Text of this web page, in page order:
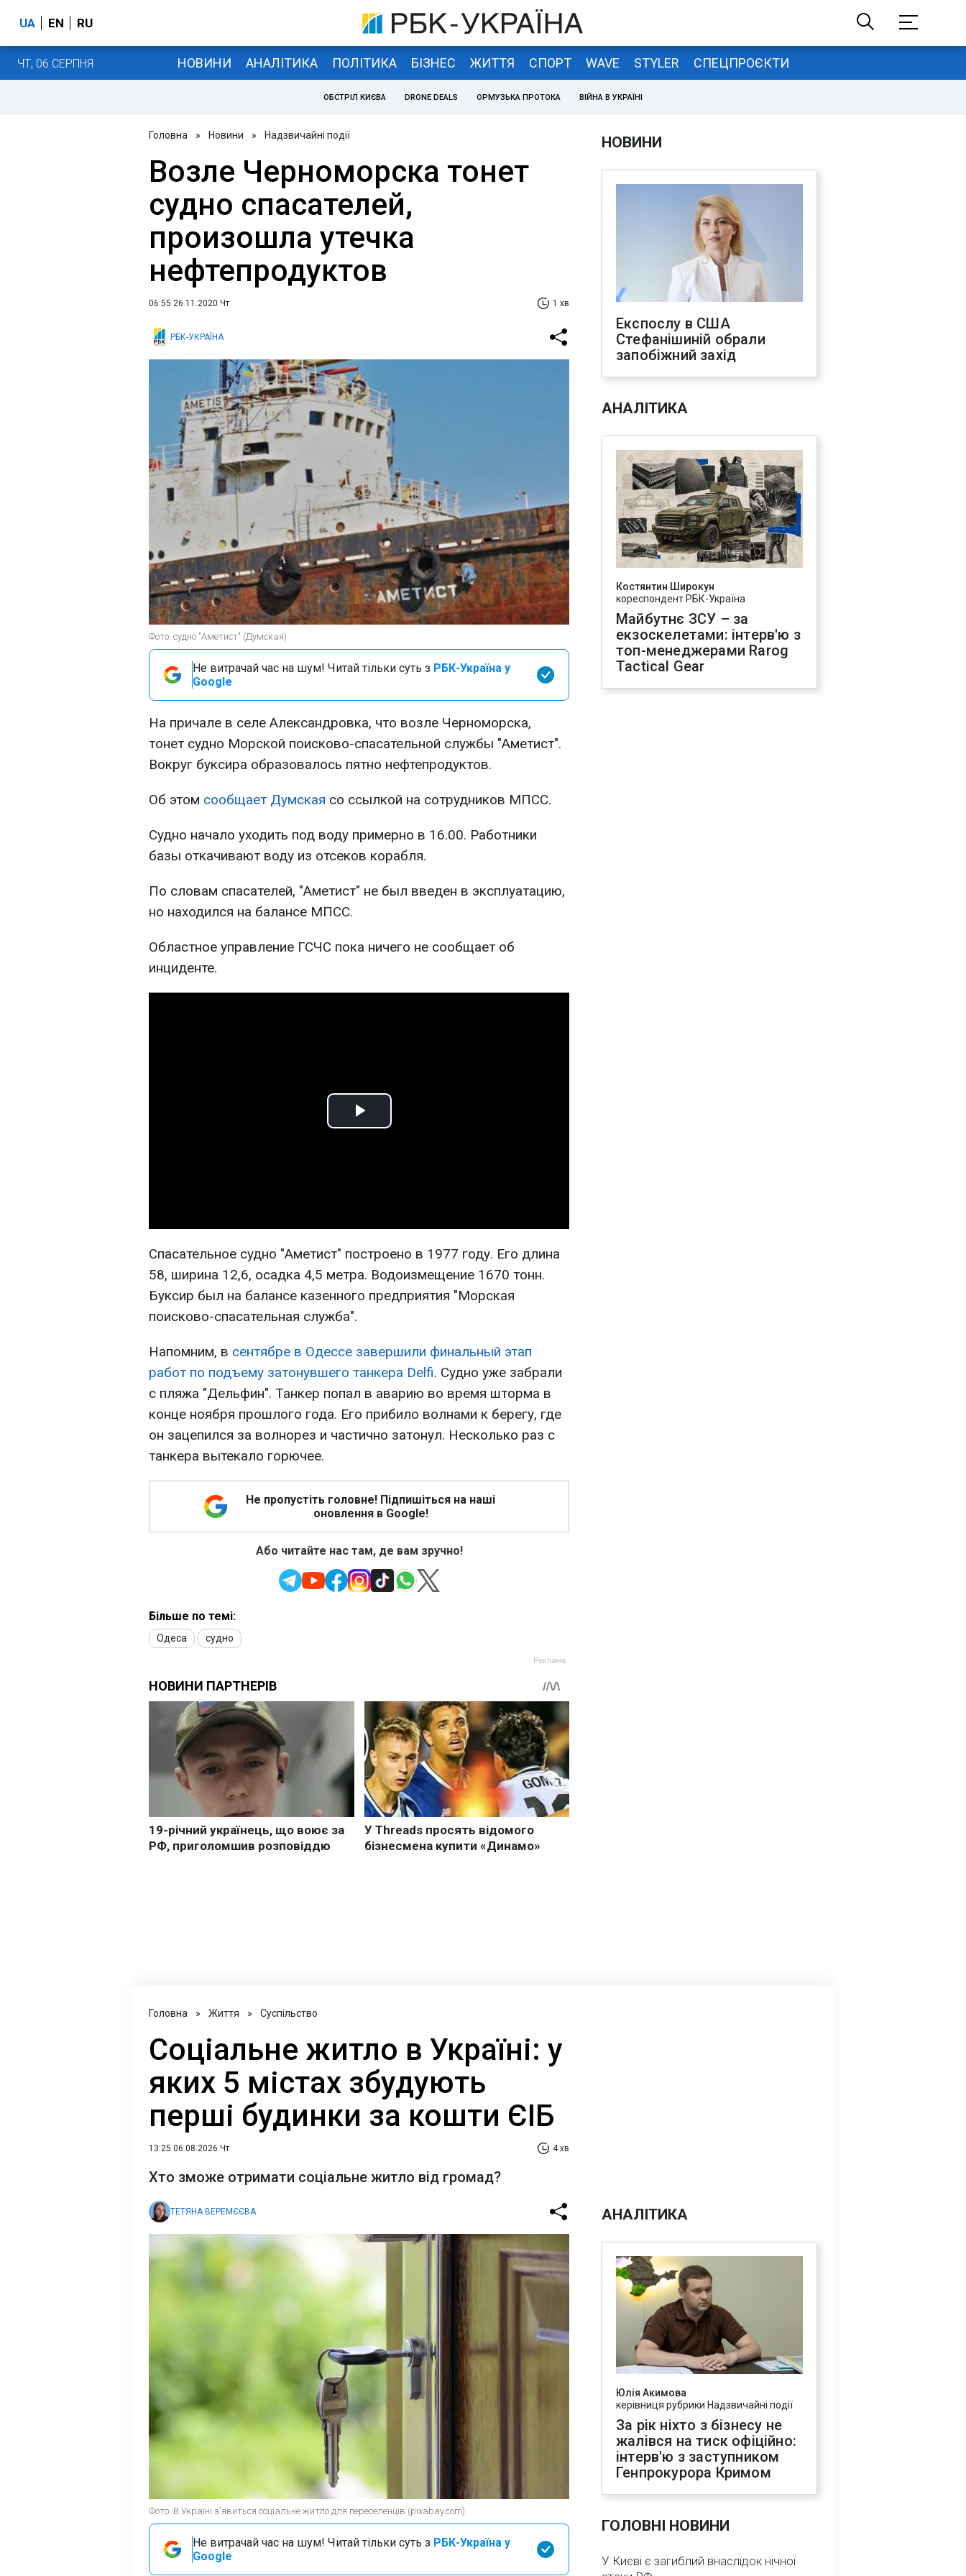
UA EN RU
ЧТ, 06 СЕРПНЯ НОВИНИ АНАЛІТИКА ПОЛІТИКА БІЗНЕС ЖИТТЯ СПОРТ WAVE STYLER СПЕЦПРОЄКТИ
ОБСТРІЛ КИЄВА DRONE DEALS ОРМУЗЬКА ПРОТОКА ВІЙНА В УКРАЇНІ
Головна » Новини » Надзвичайні події
Возле Черноморска тонет
судно спасателей,
произошла утечка
нефтепродуктов
06:55 26.11.2020 Чт 1 хв
РБК-УКРАЇНА
Фото: судно "Аметист" (Думская)
Не витрачай час на шум! Читай тільки суть з РБК-Україна у
Google
На причале в селе Александровка, что возле Черноморска,
тонет судно Морской поисково-спасательной службы "Аметист".
Вокруг буксира образовалось пятно нефтепродуктов.
Об этом сообщает Думская со ссылкой на сотрудников МПСС.
Судно начало уходить под воду примерно в 16.00. Работники
базы откачивают воду из отсеков корабля.
По словам спасателей, "Аметист" не был введен в эксплуатацию,
но находился на балансе МПСС.
Областное управление ГСЧС пока ничего не сообщает об
инциденте.
Play
Спасательное судно "Аметист" построено в 1977 году. Его длина
58, ширина 12,6, осадка 4,5 метра. Водоизмещение 1670 тонн.
Буксир был на балансе казенного предприятия "Морская
поисково-спасательная служба".
Напомним, в сентябре в Одессе завершили финальный этап
работ по подъему затонувшего танкера Delfi. Судно уже забрали
с пляжа "Дельфин". Танкер попал в аварию во время шторма в
конце ноября прошлого года. Его прибило волнами к берегу, где
он зацепился за волнорез и частично затонул. Несколько раз с
танкера вытекало горючее.
Не пропустіть головне! Підпишіться на наші
оновлення в Google!
Або читайте нас там, де вам зручно!
Більше по темі:
Одеса судно
НОВИНИ
Експослу в США
Стефанішиній обрали
запобіжний захід
АНАЛІТИКА
Костянтин Широкун
кореспондент РБК-Україна
Майбутнє ЗСУ – за
екзоскелетами: інтерв'ю з
топ-менеджерами Rarog
Tactical Gear
Головна » Життя » Суспільство
Соціальне житло в Україні: у
яких 5 містах збудують
перші будинки за кошти ЄІБ
13:25 06.08.2026 Чт 4 хв
Хто зможе отримати соціальне житло від громад?
ТЕТЯНА ВЕРЕМЄЄВА
Фото: В Україні з'явиться соціальне житло для переселенців (pixabay.com)
Не витрачай час на шум! Читай тільки суть з РБК-Україна у
Google
АНАЛІТИКА
Юлія Акимова
керівниця рубрики Надзвичайні події
За рік ніхто з бізнесу не
жалівся на тиск офіційно:
інтерв'ю з заступником
Генпрокурора Кримом
ГОЛОВНІ НОВИНИ
У Києві є загиблий внаслідок нічної